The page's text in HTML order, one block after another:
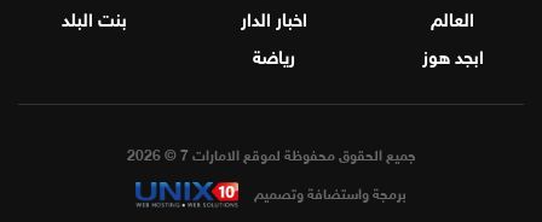
العالم
اخبار الدار
بنت البلد
ابجد هوز
رياضة
جميع الحقوق محفوظة لموقع الامارات 7 © 2026
برمجة واستضافة وتصميم